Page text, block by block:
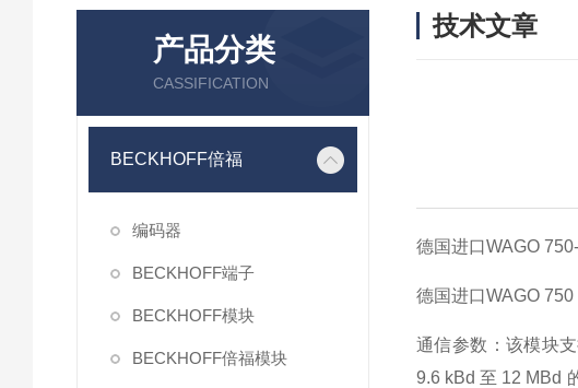
产品分类
CASSIFICATION
BECKHOFF倍福
编码器
BECKHOFF端子
BECKHOFF模块
BECKHOFF倍福模块
技术文章
德国进口WAGO
德国进口WAGO
通信参数：该模块
9.6 kBd 至 12 MBd